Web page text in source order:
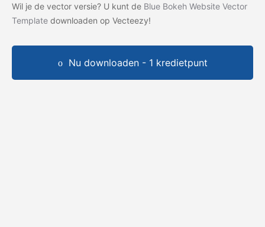
Wil je de vector versie? U kunt de Blue Bokeh Website Vector
Template downloaden op Vecteezy!
Nu downloaden - 1 kredietpunt